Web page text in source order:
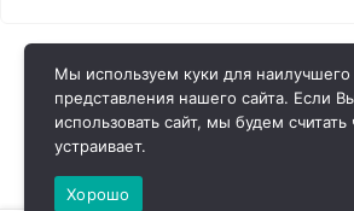
Мы используем куки для наилучшего
представления нашего сайта. Если
использовать сайт, мы будем считать
устраивает.
Хорошо